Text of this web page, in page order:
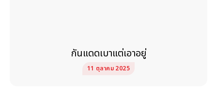
กันแดดเบาแต่เอาอยู่
11 ตุลาคม 2025